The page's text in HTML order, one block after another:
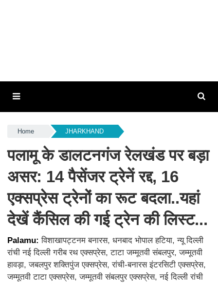
Home JHARKHAND
पलामू के डालटनगंज रेलखंड पर बड़ा
असर: 14 पैसेंजर ट्रेनें रद्द, 16
एक्सप्रेस ट्रेनों का रूट बदला..यहां
देखें कैंसिल की गई ट्रेन की लिस्ट...
Palamu:विशाखापट्टनम बनारस, धनबाद भोपाल हटिया, न्यू दिल्ली
रांची नई दिल्ली गरीब रथ एक्सप्रेस, टाटा जम्मूतवी संबलपुर, जम्मूतवी
हावड़ा, जबलपुर शक्तिपुंज एक्सप्रेस, रांची-बनारस इंटरसिटी एक्सप्रेस,
जम्मूतवी टाटा एक्सप्रेस, जम्मूतवी संबलपुर एक्सप्रेस, नई दिल्ली रांची